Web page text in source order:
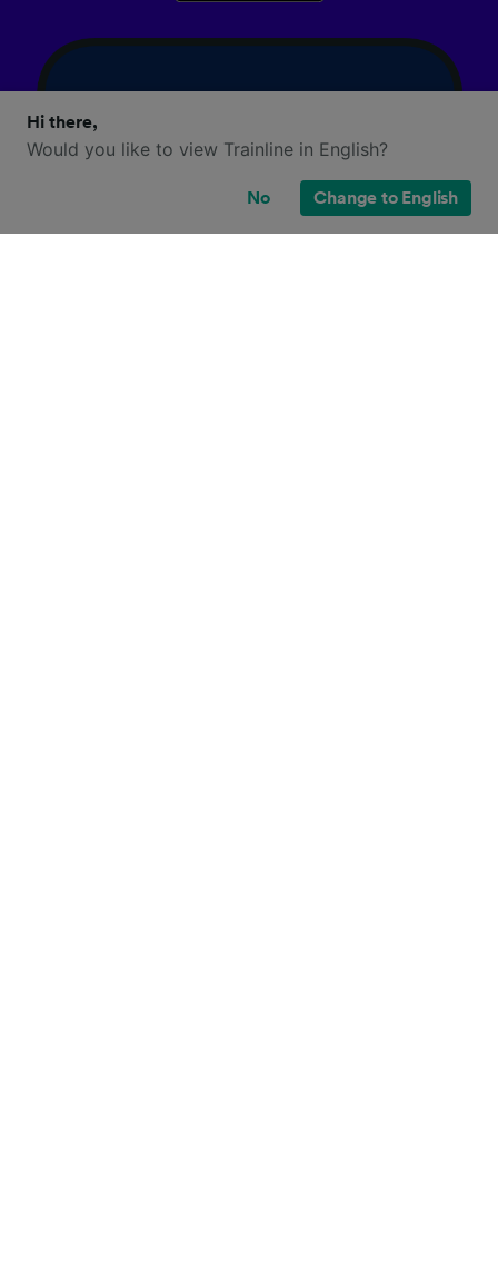
Hi there,
Would you like to view Trainline in English?
No Change to English